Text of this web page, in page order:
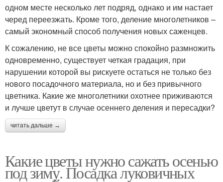
одном месте несколько лет подряд, однако и им настает
черед переезжать. Кроме того, деление многолетников –
самый экономный способ получения новых саженцев.
К сожалению, не все цветы можно спокойно размножить
одновременно, существует четкая градация, при
нарушении которой вы рискуете остаться не только без
нового посадочного материала, но и без привычного
цветника. Какие же многолетники охотнее приживаются
и лучше цветут в случае осеннего деления и пересадки?
читать дальше →
Какие цветы нужно сажать осенью
под зиму. Посадка луковичных